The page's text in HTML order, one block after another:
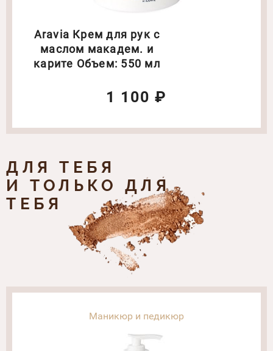
Aravia Крем для рук с
маслом макадем. и
карите Объем: 550 мл
1 100 ₽
ДЛЯ ТЕБЯ
И ТОЛЬКО ДЛЯ
ТЕБЯ
Маникюр и педикюр